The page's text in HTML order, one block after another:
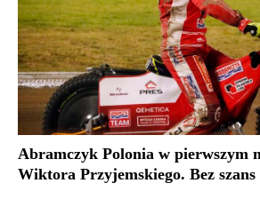
Abramczyk Polonia w pierwszym
Wiktora Przyjemskiego. Bez